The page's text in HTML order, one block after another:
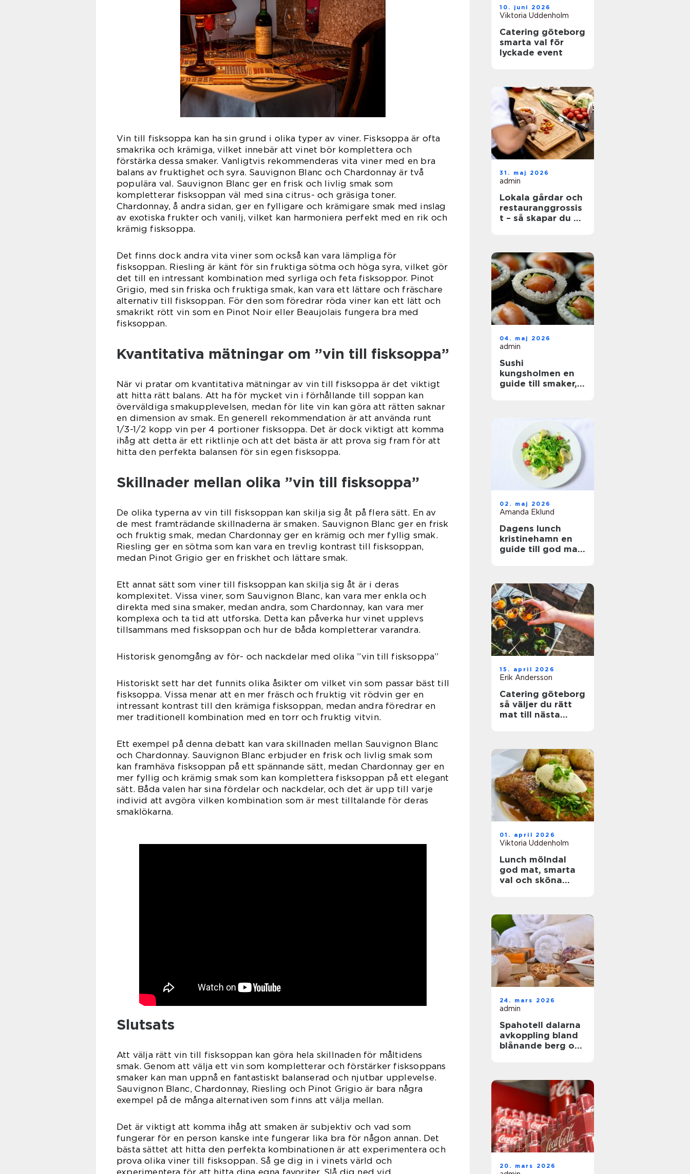
Vin till fisksoppa kan ha sin grund i olika typer av viner. Fisksoppa är ofta
smakrika och krämiga, vilket innebär att vinet bör komplettera och
förstärka dessa smaker. Vanligtvis rekommenderas vita viner med en bra
balans av fruktighet och syra. Sauvignon Blanc och Chardonnay är två
populära val. Sauvignon Blanc ger en frisk och livlig smak som
kompletterar fisksoppan väl med sina citrus- och gräsiga toner.
Chardonnay, å andra sidan, ger en fylligare och krämigare smak med inslag
av exotiska frukter och vanilj, vilket kan harmoniera perfekt med en rik och
krämig fisksoppa.
Det finns dock andra vita viner som också kan vara lämpliga för
fisksoppan. Riesling är känt för sin fruktiga sötma och höga syra, vilket gör
det till en intressant kombination med syrliga och feta fisksoppor. Pinot
Grigio, med sin friska och fruktiga smak, kan vara ett lättare och fräschare
alternativ till fisksoppan. För den som föredrar röda viner kan ett lätt och
smakrikt rött vin som en Pinot Noir eller Beaujolais fungera bra med
fisksoppan.
Kvantitativa mätningar om ”vin till fisksoppa”
När vi pratar om kvantitativa mätningar av vin till fisksoppa är det viktigt
att hitta rätt balans. Att ha för mycket vin i förhållande till soppan kan
överväldiga smakupplevelsen, medan för lite vin kan göra att rätten saknar
en dimension av smak. En generell rekommendation är att använda runt
1/3-1/2 kopp vin per 4 portioner fisksoppa. Det är dock viktigt att komma
ihåg att detta är ett riktlinje och att det bästa är att prova sig fram för att
hitta den perfekta balansen för sin egen fisksoppa.
Skillnader mellan olika ”vin till fisksoppa”
De olika typerna av vin till fisksoppan kan skilja sig åt på flera sätt. En av
de mest framträdande skillnaderna är smaken. Sauvignon Blanc ger en frisk
och fruktig smak, medan Chardonnay ger en krämig och mer fyllig smak.
Riesling ger en sötma som kan vara en trevlig kontrast till fisksoppan,
medan Pinot Grigio ger en friskhet och lättare smak.
Ett annat sätt som viner till fisksoppan kan skilja sig åt är i deras
komplexitet. Vissa viner, som Sauvignon Blanc, kan vara mer enkla och
direkta med sina smaker, medan andra, som Chardonnay, kan vara mer
komplexa och ta tid att utforska. Detta kan påverka hur vinet upplevs
tillsammans med fisksoppan och hur de båda kompletterar varandra.
Historisk genomgång av för- och nackdelar med olika ”vin till fisksoppa”
Historiskt sett har det funnits olika åsikter om vilket vin som passar bäst till
fisksoppa. Vissa menar att en mer fräsch och fruktig vit rödvin ger en
intressant kontrast till den krämiga fisksoppan, medan andra föredrar en
mer traditionell kombination med en torr och fruktig vitvin.
Ett exempel på denna debatt kan vara skillnaden mellan Sauvignon Blanc
och Chardonnay. Sauvignon Blanc erbjuder en frisk och livlig smak som
kan framhäva fisksoppan på ett spännande sätt, medan Chardonnay ger en
mer fyllig och krämig smak som kan komplettera fisksoppan på ett elegant
sätt. Båda valen har sina fördelar och nackdelar, och det är upp till varje
individ att avgöra vilken kombination som är mest tilltalande för deras
smaklökarna.
Slutsats
Att välja rätt vin till fisksoppan kan göra hela skillnaden för måltidens
smak. Genom att välja ett vin som kompletterar och förstärker fisksoppans
smaker kan man uppnå en fantastiskt balanserad och njutbar upplevelse.
Sauvignon Blanc, Chardonnay, Riesling och Pinot Grigio är bara några
exempel på de många alternativen som finns att välja mellan.
Det är viktigt att komma ihåg att smaken är subjektiv och vad som
fungerar för en person kanske inte fungerar lika bra för någon annan. Det
bästa sättet att hitta den perfekta kombinationen är att experimentera och
prova olika viner till fisksoppan. Så ge dig in i vinets värld och
10. juni 2026
Viktoria Uddenholm
Catering göteborg
smarta val för
lyckade event
31. maj 2026
admin
Lokala gårdar och
restauranggrossis
t – så skapar du en
04. maj 2026
admin
Sushi
kungsholmen en
guide till smaker,
02. maj 2026
Amanda Eklund
Dagens lunch
kristinehamn en
guide till god mat
15. april 2026
Erik Andersson
Catering göteborg
så väljer du rätt
mat till nästa
01. april 2026
Viktoria Uddenholm
Lunch mölndal
god mat, smarta
val och sköna
24. mars 2026
admin
Spahotell dalarna
avkoppling bland
blånande berg och
20. mars 2026